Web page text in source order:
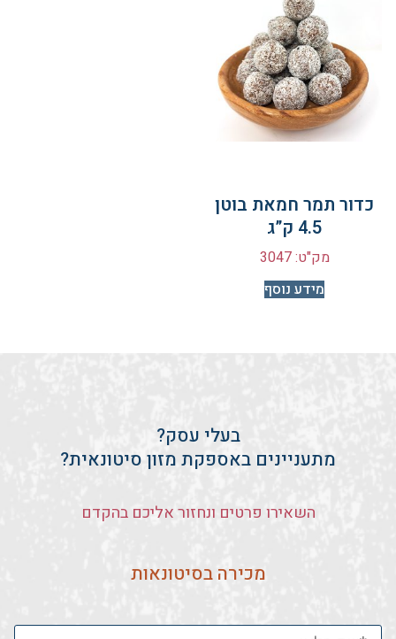
כדור תמר חמאת בוטן
4.5 ק”ג
מק"ט: 3047
מידע נוסף
בעלי עסק?
מתעניינים באספקת מזון סיטונאית?
השאירו פרטים ונחזור אליכם בהקדם
מכירה בסיטונאות